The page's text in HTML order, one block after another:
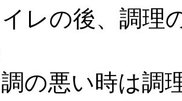
レの後、調理
の悪い時は調